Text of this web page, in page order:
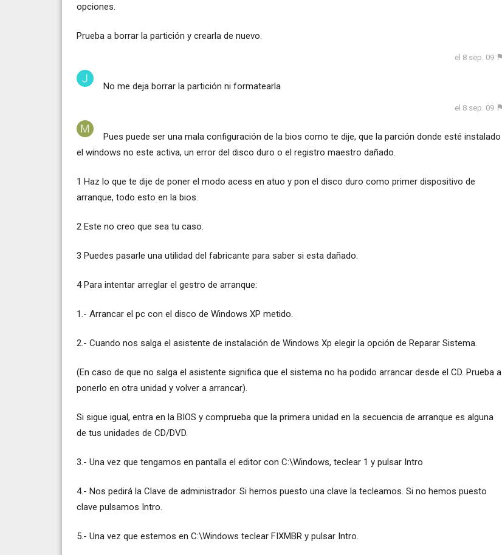
opciones.
Prueba a borrar la partición y crearla de nuevo.
el 8 sep. 09
No me deja borrar la partición ni formatearla
el 8 sep. 09
Pues puede ser una mala configuración de la bios como te dije, que la parción donde esté instalado
el windows no este activa, un error del disco duro o el registro maestro dañado.
1 Haz lo que te dije de poner el modo acess en atuo y pon el disco duro como primer dispositivo de
arranque, todo esto en la bios.
2 Este no creo que sea tu caso.
3 Puedes pasarle una utilidad del fabricante para saber si esta dañado.
4 Para intentar arreglar el gestro de arranque:
1.- Arrancar el pc con el disco de Windows XP metido.
2.- Cuando nos salga el asistente de instalación de Windows Xp elegir la opción de Reparar Sistema.
(En caso de que no salga el asistente significa que el sistema no ha podido arrancar desde el CD. Prueba a
ponerlo en otra unidad y volver a arrancar).
Si sigue igual, entra en la BIOS y comprueba que la primera unidad en la secuencia de arranque es alguna
de tus unidades de CD/DVD.
3.- Una vez que tengamos en pantalla el editor con C:\Windows, teclear 1 y pulsar Intro
4.- Nos pedirá la Clave de administrador. Si hemos puesto una clave la tecleamos. Si no hemos puesto
clave pulsamos Intro.
5.- Una vez que estemos en C:\Windows teclear FIXMBR y pulsar Intro.